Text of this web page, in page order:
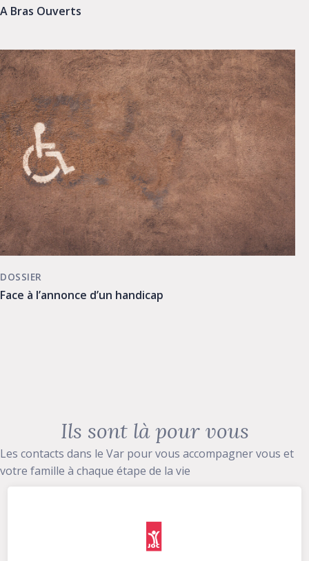
A Bras Ouverts
Face à l’annonce d’un handicap
DOSSIER
Ils sont là pour vous
Les contacts dans le Var pour vous accompagner vous et
votre famille à chaque étape de la vie